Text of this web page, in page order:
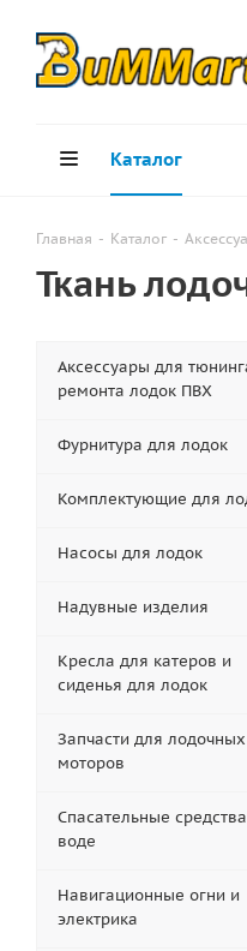
Каталог
Главная - Каталог -
Ткань
Аксессуары для
ремонта лодок ПВХ
Фурнитура для лодок
Комплектующие для
Насосы для лодок
Надувные изделия
Кресла для катеров и
сиденья для лодок
Запчасти для лодочных
моторов
Спасательные
воде
Навигационные огни и
электрика